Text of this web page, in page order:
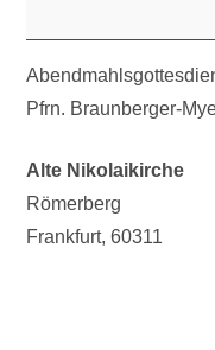
Pfrn. Braunberger-
Alte Nikolaikirche
Römerberg
Frankfurt,60311